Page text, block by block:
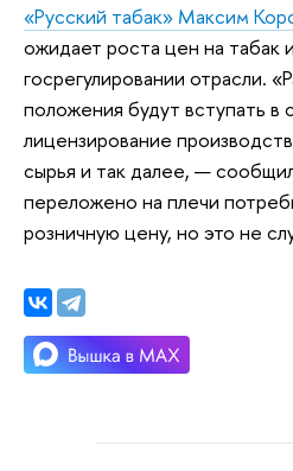
«Русский табак» Максим
ожидает роста цен на табак
госрегулировании отрасли.
положения будут вступать в
лицензирование
сырья и так далее, —
переложено на плечи
розничную цену, но это не